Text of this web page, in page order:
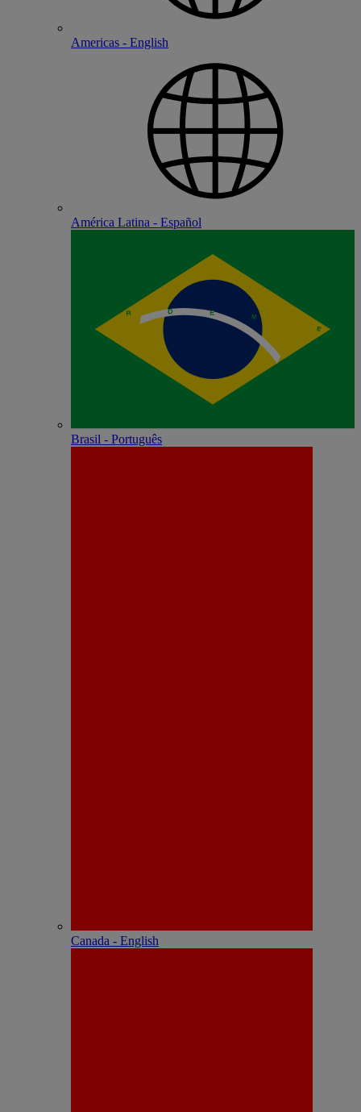
Americas - English
América Latina - Español
Brasil - Português
Canada - English